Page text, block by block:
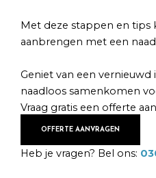
Met deze stappen en tips
aanbrengen met een
Geniet van een
naadloos samenkomen
Vraag gratis een offerte
OFFERTE AANVRAGEN
Heb je vragen? Bel ons: